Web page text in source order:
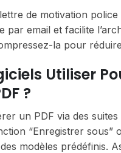
de motivation
par email et facilite
la pour
Utiliser
?
un PDF via des
“Enregistrer sous”
modèles prédéfinis.